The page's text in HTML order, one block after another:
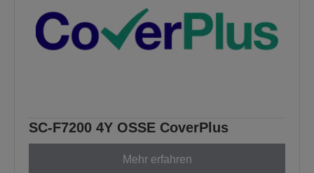
SC-F7200 4Y OSSE CoverPlus
Mehr erfahren